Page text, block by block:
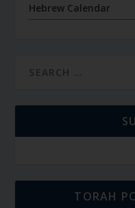
Hebrew Calendar
TORAH